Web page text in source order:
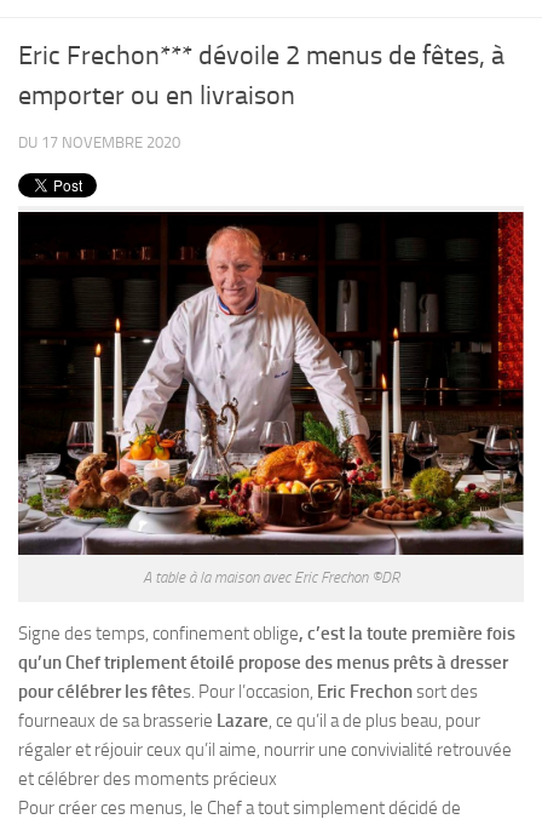
LIVRES
Entrées
Desserts
Sauces
Eric Frechon*** dévoile 2 menus de fêtes, à
emporter ou en livraison
DU 17 NOVEMBRE 2020
A table à la maison avec Eric Frechon ©DR
Signe des temps, confinement oblige, c’est la toute première fois
qu’un Chef triplement étoilé propose des menus prêts à dresser
pour célébrer les fêtes. Pour l’occasion, Eric Frechonsort des
fourneaux de sa brasserie Lazare, ce qu’il a de plus beau, pour
régaler et réjouir ceux qu’il aime, nourrir une convivialité retrouvée
et célébrer des moments précieux
Pour créer ces menus, le Chef a tout simplement décidé de